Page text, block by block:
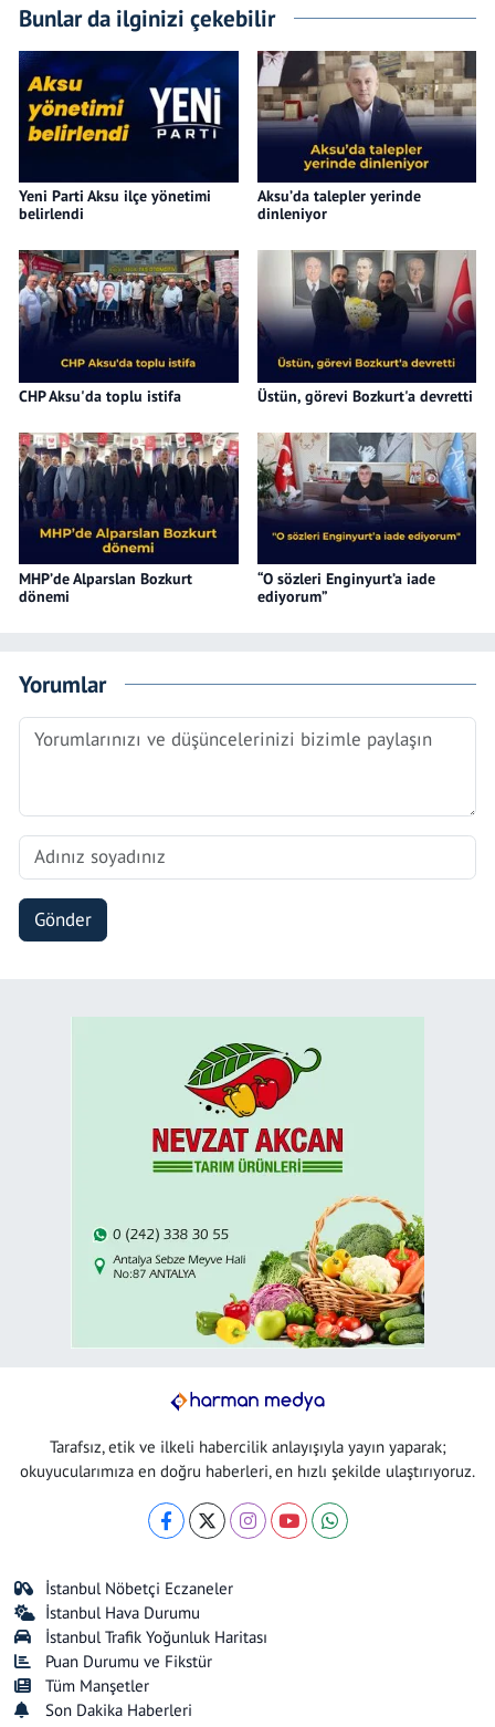
Bunlar da ilginizi çekebilir
Yeni Parti Aksu ilçe yönetimi
belirlendi
Aksu’da talepler yerinde
dinleniyor
CHP Aksu'da toplu istifa Üstün, görevi Bozkurt'a devretti
MHP’de Alparslan Bozkurt
dönemi
“O sözleri Enginyurt’a iade
ediyorum”
Yorumlar
Gönder
Tarafsız, etik ve ilkeli habercilik anlayışıyla yayın yaparak;
okuyucularımıza en doğru haberleri, en hızlı şekilde ulaştırıyoruz.
İstanbul Nöbetçi Eczaneler
İstanbul Hava Durumu
İstanbul Trafik Yoğunluk Haritası
Puan Durumu ve Fikstür
Tüm Manşetler
Son Dakika Haberleri